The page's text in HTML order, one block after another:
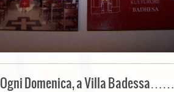
Ogni Domenica, a Villa Badessa……